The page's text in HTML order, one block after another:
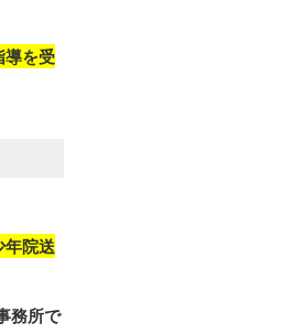
導を受
年院送
務所で